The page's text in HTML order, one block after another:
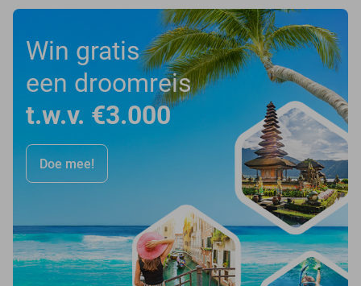
Win gratis
een droomreis
t.w.v. €3.000
Doe mee!